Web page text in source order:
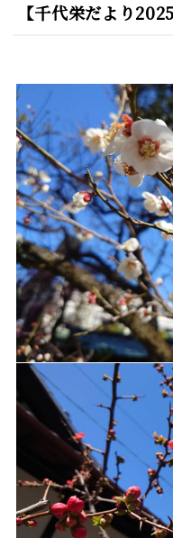
【千代栄だより